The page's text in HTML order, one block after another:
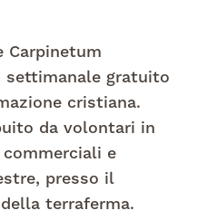
Carpinetum
settimanale gratuito
cristiana.
da volontari in
e
presso il
terraferma.